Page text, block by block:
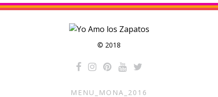
© 2018
MENU_MONA_2016